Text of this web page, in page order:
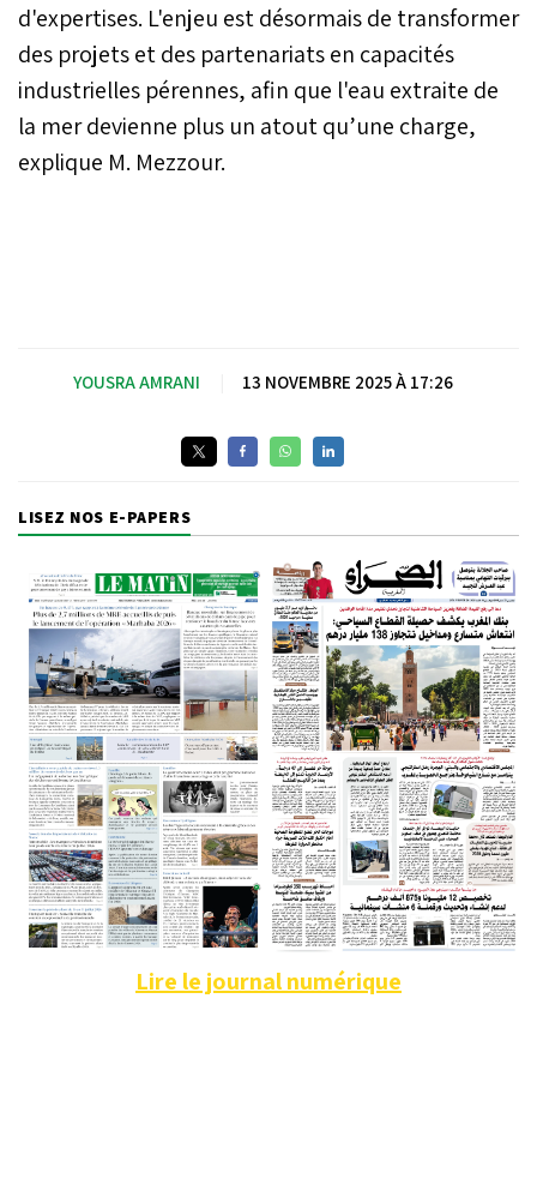
d'expertises. L'enjeu est désormais de transformer
des projets et des partenariats en capacités
industrielles pérennes, afin que l'eau extraite de
la mer devienne plus un atout qu’une charge,
explique M. Mezzour.
YOUSRA AMRANI 13 NOVEMBRE 2025 À 17:26
LISEZ NOS E-PAPERS
Lire le journal numérique